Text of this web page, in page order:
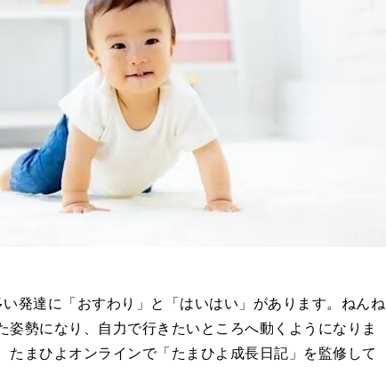
発達に「おすわり」と「はいはい」があります。ねんね
勢になり、自力で行きたいところへ動くようになりま
まひよオンラインで「たまひよ成長日記」を監修して